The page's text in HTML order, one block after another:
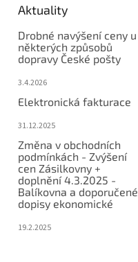
Aktuality
Drobné navýšení ceny u
některých způsobů
dopravy České pošty
3.4.2026
Elektronická fakturace
31.12.2025
Změna v obchodních
podmínkách - Zvýšení
cen Zásilkovny +
doplnění 4.3.2025 -
Balíkovna a doporučené
dopisy ekonomické
19.2.2025